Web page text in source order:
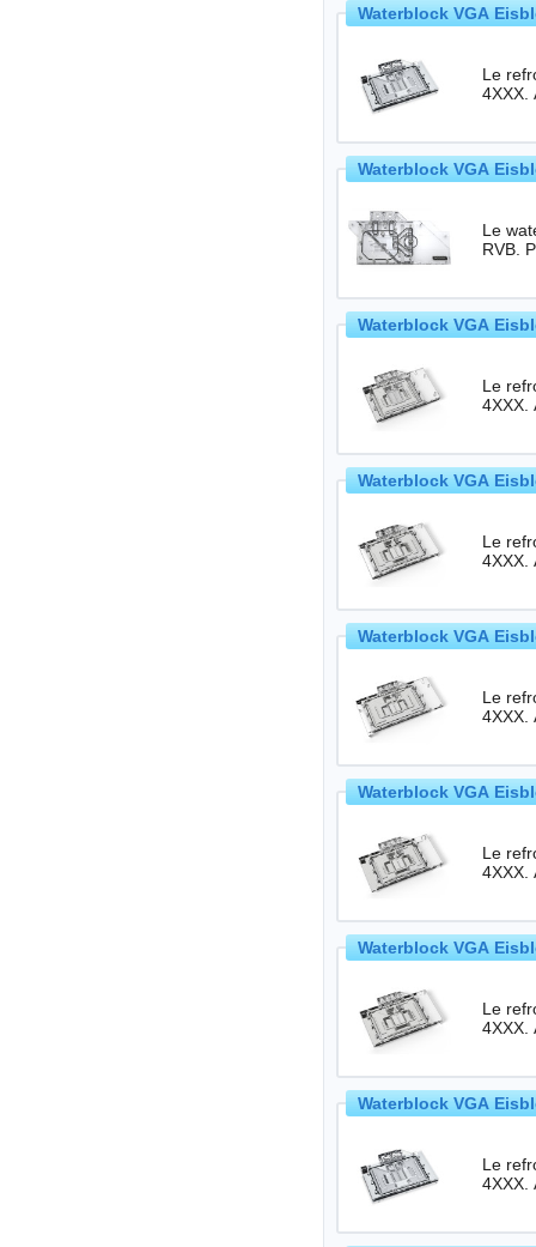
Waterblock VGA
Le
4XXX.
Waterblock VGA
Le
Waterblock VGA
Le
4XXX.
Waterblock VGA
Le
4XXX.
Waterblock VGA
Le
4XXX.
Waterblock VGA
Le
4XXX.
Waterblock VGA
Le
4XXX.
Waterblock VGA
Le
4XXX.